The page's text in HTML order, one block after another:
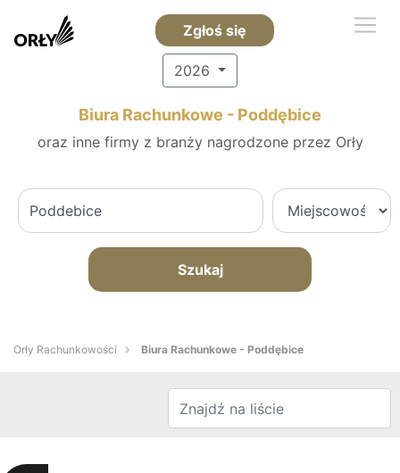
Zgłoś się
2026
Biura Rachunkowe - Poddębice
oraz inne firmy z branży nagrodzone przez Orły
Szukaj
Orły Rachunkowości Biura Rachunkowe - Poddębice